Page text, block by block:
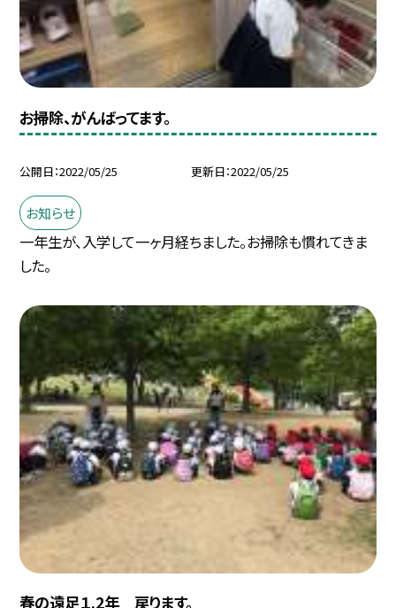
お掃除、がんばってます。
公開日 2022/05/25 更新日 2022/05/25
お知らせ
一年生が、入学して一ヶ月経ちました。お掃除も慣れてきま
した。
春の遠足１.2年 戻ります。